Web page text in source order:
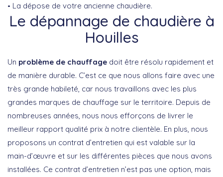
La dépose de votre ancienne chaudière.
Le dépannage de chaudière à
Houilles
Un problème de chauffage doit être résolu rapidement et
de manière durable. C’est ce que nous allons faire avec une
très grande habileté, car nous travaillons avec les plus
grandes marques de chauffage sur le territoire. Depuis de
nombreuses années, nous nous efforçons de livrer le
meilleur rapport qualité prix à notre clientèle. En plus, nous
proposons un contrat d’entretien qui est valable sur la
main-d’œuvre et sur les différentes pièces que nous avons
installées. Ce contrat d’entretien n’est pas une option, mais